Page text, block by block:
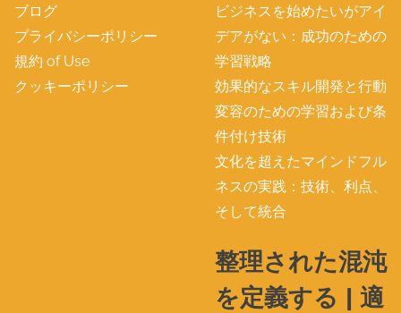
ブログ
プライバシーポリシー
規約 of Use
クッキーポリシー
ビジネスを始めたいがアイ
デアがない：成功のための
学習戦略
効果的なスキル開発と行動
変容のための学習および条
件付け技術
文化を超えたマインドフル
ネスの実践：技術、利点、
そして統合
整理された混沌
を定義する | 適